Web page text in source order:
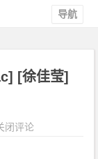
导航
[徐佳莹]
闭评论